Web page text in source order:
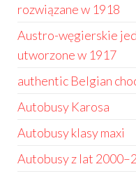
rozwiązane w 1918
Austro-węgierskie
utworzone w 1917
authentic Belgian
Autobusy Karosa
Autobusy klasy maxi
Autobusy z lat